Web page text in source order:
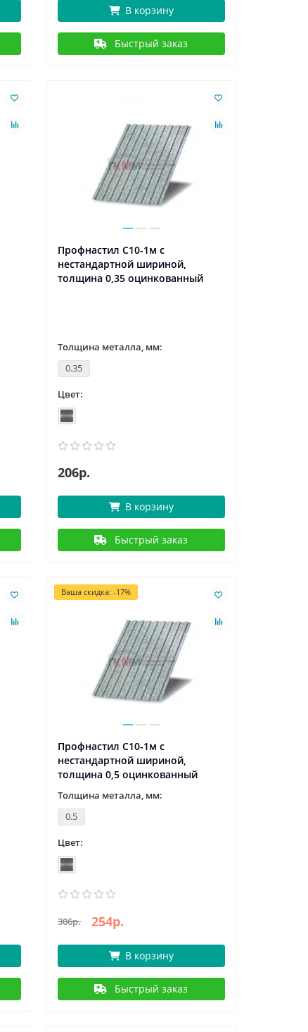
В корзину
Быстрый заказ
Профнастил С10-1м с
нестандартной шириной,
толщина 0,35 оцинкованный
Толщина металла, мм:
0.35
Цвет:
206р.
В корзину
Быстрый заказ
Ваша скидка: -17%
Профнастил С10-1м с
нестандартной шириной,
толщина 0,5 оцинкованный
Толщина металла, мм:
0.5
Цвет:
306р. 254р.
В корзину
Быстрый заказ